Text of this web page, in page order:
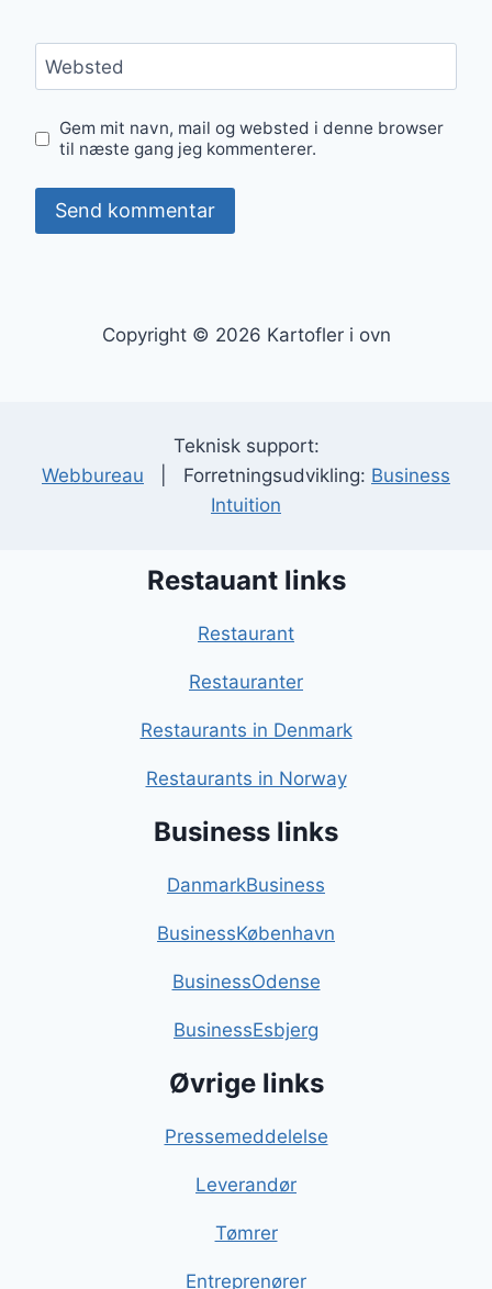
Websted
Gem mit navn, mail og websted i denne browser
til næste gang jeg kommenterer.
Copyright © 2026 Kartofler i ovn
Teknisk support:
Webbureau | Forretningsudvikling: Business
Intuition
Restauant links
Restaurant
Restauranter
Restaurants in Denmark
Restaurants in Norway
Business links
DanmarkBusiness
BusinessKøbenhavn
BusinessOdense
BusinessEsbjerg
Øvrige links
Pressemeddelelse
Leverandør
Tømrer
Entreprenører